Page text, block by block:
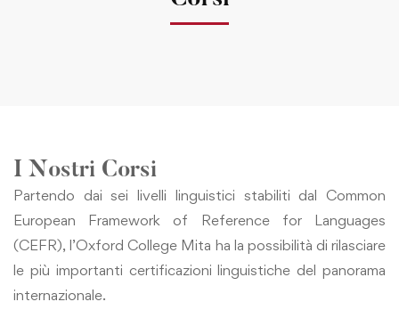
I Nostri Corsi
Partendo dai sei livelli linguistici stabiliti dal Common
European Framework of Reference for Languages
(CEFR), l’Oxford College Mita ha la possibilità di rilasciare
le più importanti certificazioni linguistiche del panorama
internazionale.